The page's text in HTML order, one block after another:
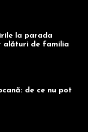
la parada
alături de familia
de ce nu pot